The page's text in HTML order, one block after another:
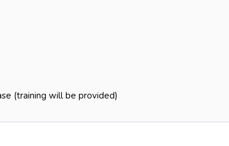
(training will be provided)